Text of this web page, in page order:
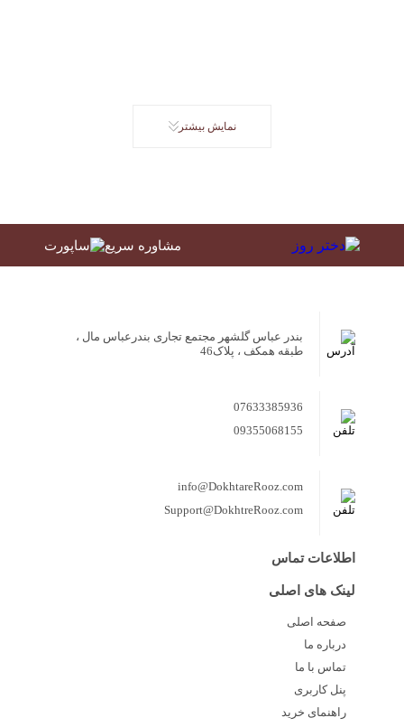
نمایش بیشتر
مشاوره سریع
بندر عباس گلشهر مجتمع تجاری بندرعباس مال ،
طبقه همکف ، پلاک46
07633385936
09355068155
info@DokhtareRooz.com
Support@DokhtreRooz.com
اطلاعات تماس
لینک های اصلی
صفحه اصلی
درباره ما
تماس با ما
پنل کاربری
راهنمای خرید